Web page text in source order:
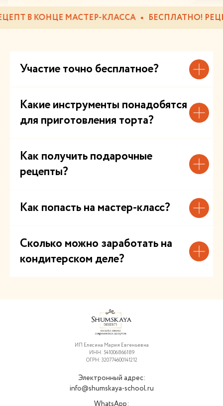
В КОНЦЕ МАСТЕР-КЛАССА БЕСПЛАТНО!
Участие точно бесплатное?
Какие инструменты понадобятся
для приготовления торта?
Как получить подарочные
рецепты?
Как попасть на мастер-класс?
Сколько можно заработать на
кондитерском деле?
Электронный адрес:
info@shumskaya-school.ru
WhatsApp:
ИП Елесина Мария Евгеньевна
ИНН: 541006866189
ОГРН: 320774600141212